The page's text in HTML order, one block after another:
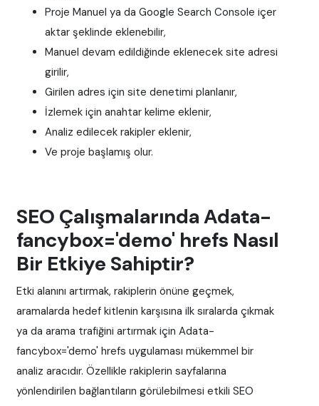
Proje Manuel ya da Google Search Console içer
aktar şeklinde eklenebilir,
Manuel devam edildiğinde eklenecek site adresi
girilir,
Girilen adres için site denetimi planlanır,
İzlemek için anahtar kelime eklenir,
Analiz edilecek rakipler eklenir,
Ve proje başlamış olur.
SEO Çalışmalarında Adata-
fancybox='demo' hrefs Nasıl
Bir Etkiye Sahiptir?
Etki alanını artırmak, rakiplerin önüne geçmek,
aramalarda hedef kitlenin karşısına ilk sıralarda çıkmak
ya da arama trafiğini artırmak için Adata-
fancybox='demo' hrefs uygulaması mükemmel bir
analiz aracıdır. Özellikle rakiplerin sayfalarına
yönlendirilen bağlantıların görülebilmesi etkili SEO